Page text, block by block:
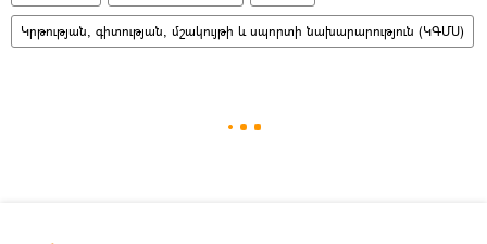
Կրթության, գիտության, մշակույթի և սպորտի նախարարություն (ԿԳՄՍ)